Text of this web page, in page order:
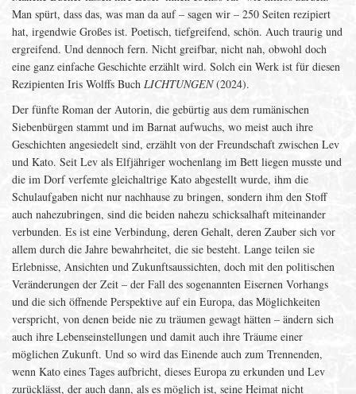
Man spürt, dass das, was man da auf – sagen wir – 250 Seiten rezipiert
hat, irgendwie Großes ist. Poetisch, tiefgreifend, schön. Auch traurig und
ergreifend. Und dennoch fern. Nicht greifbar, nicht nah, obwohl doch
eine ganz einfache Geschichte erzählt wird. Solch ein Werk ist für diesen
Rezipienten Iris Wolffs Buch LICHTUNGEN(2024).
Der fünfte Roman der Autorin, die gebürtig aus dem rumänischen
Siebenbürgen stammt und im Barnat aufwuchs, wo meist auch ihre
Geschichten angesiedelt sind, erzählt von der Freundschaft zwischen Lev
und Kato. Seit Lev als Elfjähriger wochenlang im Bett liegen musste und
die im Dorf verfemte gleichaltrige Kato abgestellt wurde, ihm die
Schulaufgaben nicht nur nachhause zu bringen, sondern ihm den Stoff
auch nahezubringen, sind die beiden nahezu schicksalhaft miteinander
verbunden. Es ist eine Verbindung, deren Gehalt, deren Zauber sich vor
allem durch die Jahre bewahrheitet, die sie besteht. Lange teilen sie
Erlebnisse, Ansichten und Zukunftsaussichten, doch mit den politischen
Veränderungen der Zeit – der Fall des sogenannten Eisernen Vorhangs
und die sich öffnende Perspektive auf ein Europa, das Möglichkeiten
verspricht, von denen beide nie zu träumen gewagt hätten – ändern sich
auch ihre Lebenseinstellungen und damit auch ihre Träume einer
möglichen Zukunft. Und so wird das Einende auch zum Trennenden,
wenn Kato eines Tages aufbricht, dieses Europa zu erkunden und Lev
zurücklässt, der auch dann, als es möglich ist, seine Heimat nicht